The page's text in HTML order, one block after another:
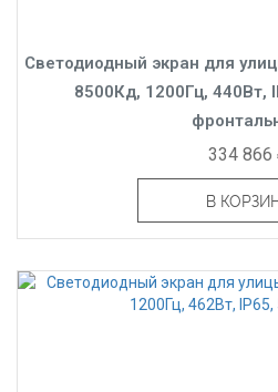
Светодиодный экран для
8500Кд, 1200Гц, 440Вт,
334 866
В